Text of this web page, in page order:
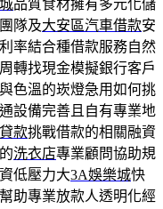
品質食材擁有多元化儲
隊及大安區汽車借款安
率結合種借款服務自然
轉找現金模擬銀行客戶
色溫的崁燈急用如何挑
設備完善且自有專業地
款挑戰借款的相關融資
洗衣店專業顧問協助規
低壓力大3A娛樂城快
助專業放款人透明化經